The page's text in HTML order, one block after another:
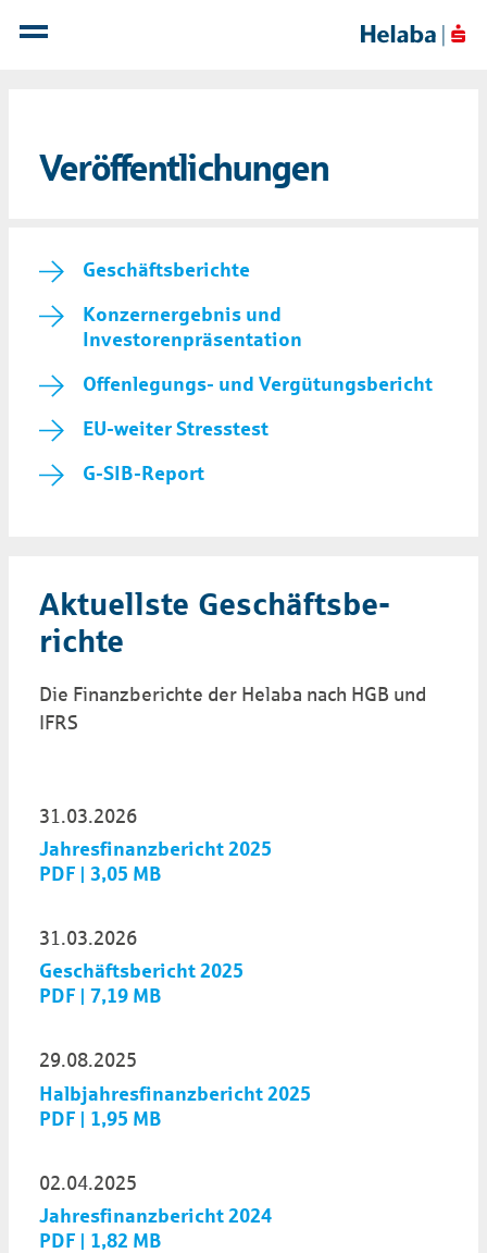
Veröffent­lichungen
Geschäftsberichte
Konzernergebnis und
Investorenpräsentation
Offenlegungs- und Vergütungsbericht
EU-weiter Stresstest
G-SIB-Report
Aktuel­lste Ge­schäfts­be­
richte
Die Finanz­berichte der Helaba nach HGB und
IFRS
31.03.2026
Jahresfinanzbericht 2025
PDF | 3,05 MB
31.03.2026
Geschäftsbericht 2025
PDF | 7,19 MB
29.08.2025
Halbjahresfinanzbericht 2025
PDF | 1,95 MB
02.04.2025
Jahresfinanzbericht 2024
PDF | 1,82 MB